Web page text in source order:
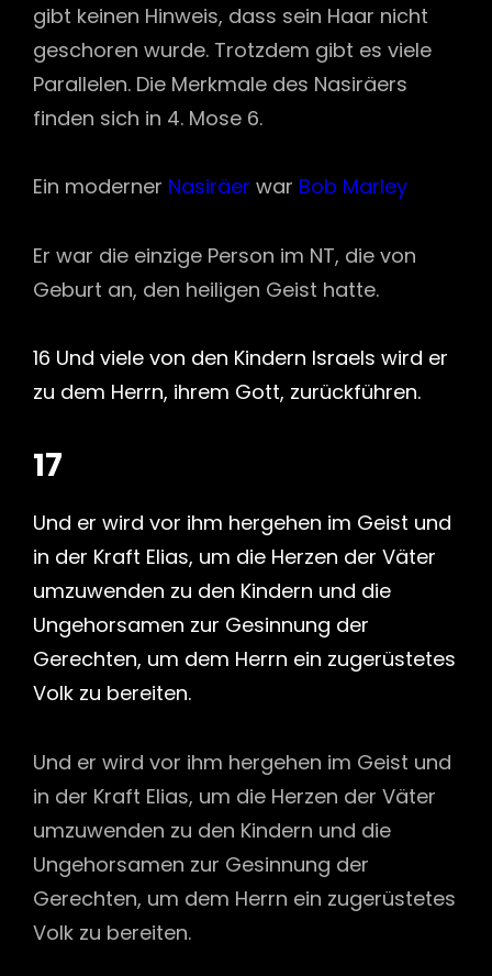
gibt keinen Hinweis, dass sein Haar nicht
geschoren wurde. Trotzdem gibt es viele
Parallelen. Die Merkmale des Nasiräers
finden sich in 4. Mose 6.
Ein moderner Nasiräer war Bob Marley
Er war die einzige Person im NT, die von
Geburt an, den heiligen Geist hatte.
16 Und viele von den Kindern Israels wird er
zu dem Herrn, ihrem Gott, zurückführen.
17
Und er wird vor ihm hergehen im Geist und
in der Kraft Elias, um die Herzen der Väter
umzuwenden zu den Kindern und die
Ungehorsamen zur Gesinnung der
Gerechten, um dem Herrn ein zugerüstetes
Volk zu bereiten.
Und er wird vor ihm hergehen im Geist und
in der Kraft Elias, um die Herzen der Väter
umzuwenden zu den Kindern und die
Ungehorsamen zur Gesinnung der
Gerechten, um dem Herrn ein zugerüstetes
Volk zu bereiten.